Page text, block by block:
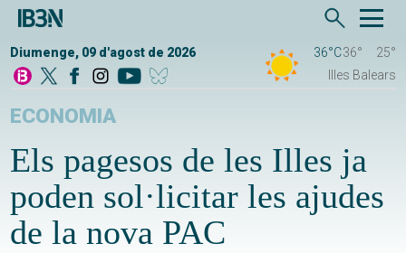
Diumenge, 09 d'agost de 2026 36°C36°
25°
Illes Balears
ECONOMIA
Els pagesos de les Illes ja
poden sol·licitar les ajudes
de la nova PAC